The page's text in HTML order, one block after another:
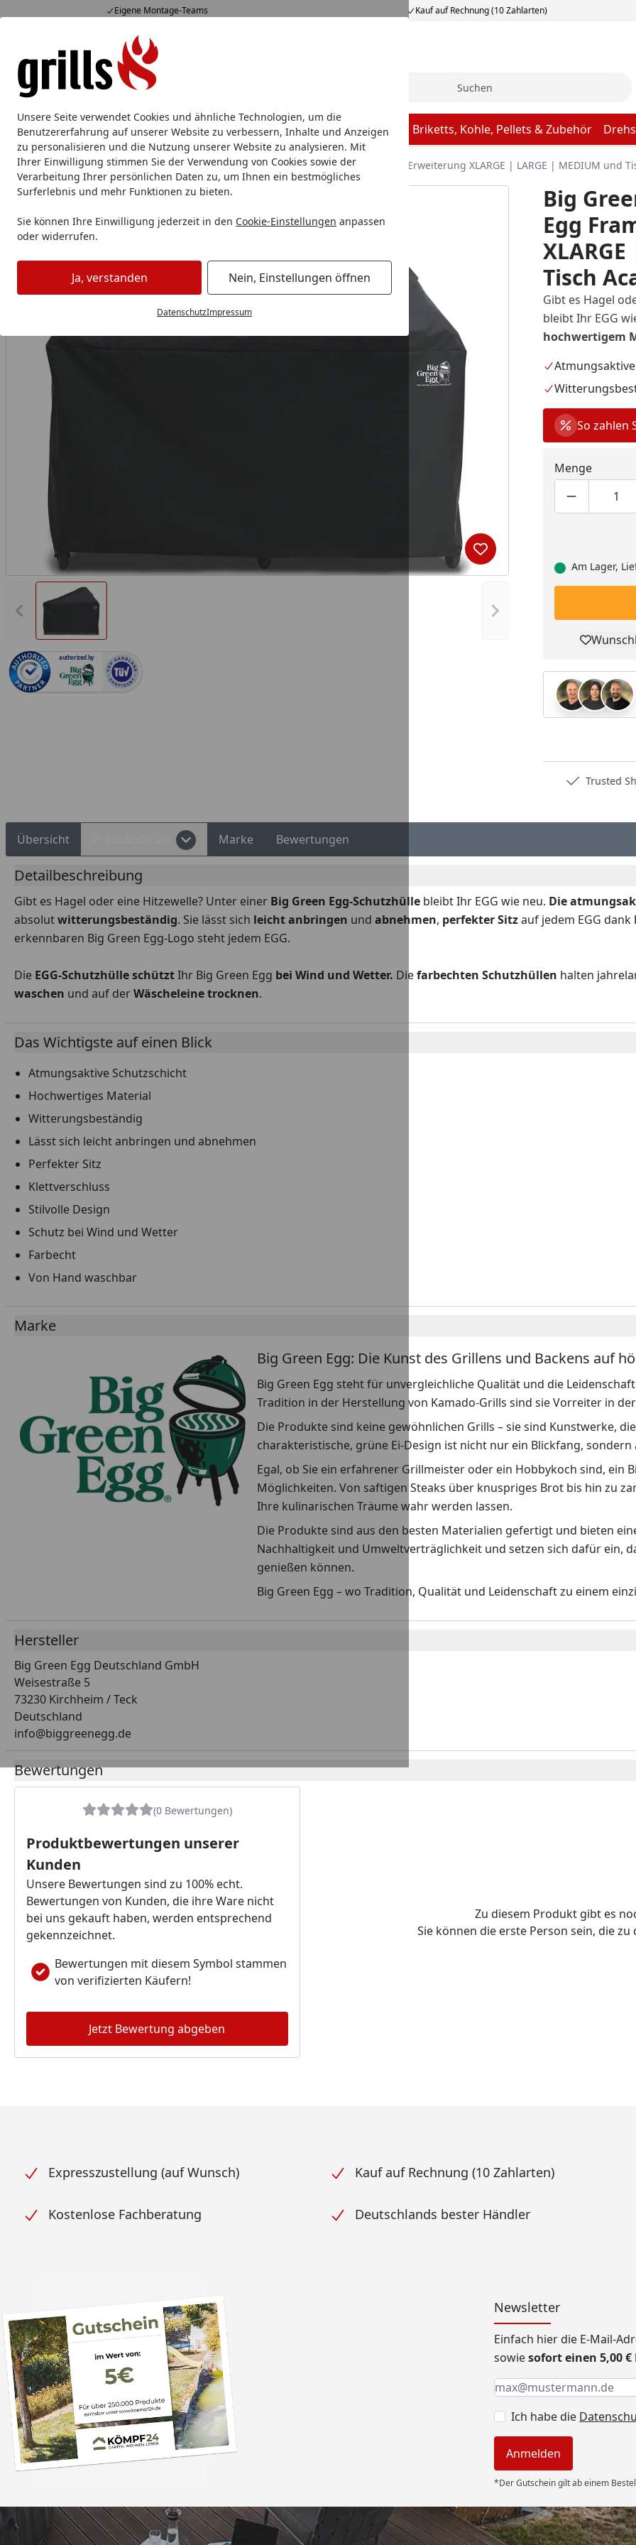
Unsere Seite verwendet Cookies und ähnliche Technologien, um die
Benutzererfahrung auf unserer Website zu verbessern, Inhalte und Anzeigen
zu personalisieren und die Nutzung unserer Website zu analysieren. Mit
Ihrer Einwilligung stimmen Sie der Verwendung von Cookies sowie der
Verarbeitung Ihrer persönlichen Daten zu, um Ihnen ein bestmögliches
Surferlebnis und mehr Funktionen zu bieten.
Sie können Ihre Einwilligung jederzeit in den Cookie-Einstellungen anpassen
oder widerrufen.
Ja, verstanden Nein, Einstellungen öffnen
DatenschutzImpressum
Eigene Montage-Teams Kauf auf Rechnung (10 Zahlarten)
Mo-Fr. 8-16 Uhr 15.829 Bewertungen
Alle Produkte
Alle ProdukteMarken
Grillzubehör Aluschale Burgerpresse & Zubehör Butcher Paper Briketts, Kohle, Pellets & Zubehör
Startseite
Grillzubehör Grillabdeckung Big Green Egg Abdeckhaube für Egg Frame + Erweiterung XLARGE | LARGE | MEDIUM und
Vorheriges Bild anzeigen Nächstes Bild anzeigen
Produkt zur Wunschliste
authorized.by
Big
Egg
Tisch
Gibt es Hagel
bleibt Ihr EGG
hochwertigem
So zahlen
Menge
Am Lager,
Trusted
Übersicht Marke Bewertungen
Detailbeschreibung
Gibt es Hagel oder eine Hitzewelle? Unter einer Big Green Egg-Schutzhülle bleibt Ihr EGG wie neu. Die
absolutwitterungsbeständig. Sie lässt sich leicht anbringen und abnehmen, perfekter Sitzauf jedem EGG dank
erkennbaren Big Green Egg-Logo steht jedem EGG.
Die EGG-Schutzhülle schütztIhr Big Green Egg bei Wind und Wetter. Diefarbechten Schutzhüllen halten
waschen und auf derWäscheleine trocknen.
Das Wichtigste auf einen Blick
Atmungsaktive Schutzschicht
Hochwertiges Material
Witterungsbeständig
Lässt sich leicht anbringen und abnehmen
Perfekter Sitz
Klettverschluss
Stilvolle Design
Schutz bei Wind und Wetter
Farbecht
Von Hand waschbar
Marke
Big Green Egg: Die Kunst des Grillens und Backens auf
Big Green Egg steht für unvergleichliche Qualität und die
Tradition in der Herstellung von Kamado-Grills sind sie Vorreiter in
Die Produkte sind keine gewöhnlichen Grills – sie sind Kunstwerke,
charakteristische, grüne Ei-Design ist nicht nur ein Blickfang,
Egal, ob Sie ein erfahrener Grillmeister oder ein Hobbykoch sind, ein
Möglichkeiten. Von saftigen Steaks über knuspriges Brot bis hin zu
Ihre kulinarischen Träume wahr werden lassen.
Die Produkte sind aus den besten Materialien gefertigt und bieten
Nachhaltigkeit und Umweltverträglichkeit und setzen sich dafür ein,
genießen können.
Big Green Egg – wo Tradition, Qualität und Leidenschaft zu einem
Hersteller
Big Green Egg Deutschland GmbH
Weisestraße 5
73230 Kirchheim / Teck
Deutschland
info@biggreenegg.de
Bewertungen
(0 Bewertungen)
Produktbewertungen unserer
Kunden
Unsere Bewertungen sind zu 100% echt.
Bewertungen von Kunden, die ihre Ware nicht
bei uns gekauft haben, werden entsprechend
gekennzeichnet.
Bewertungen mit diesem Symbol stammen
von verifizierten Käufern!
Jetzt Bewertung abgeben
Zu diesem Produkt gibt es
Sie können die erste Person sein, die
Expresszustellung (auf Wunsch) Kauf auf Rechnung (10 Zahlarten)
Kostenlose Fachberatung Deutschlands bester Händler
Newsletter
Einfach hier die E-Mail-
sowiesofort einen 5,00
Keine Eingabe erforderlich
Eingabe erforderlich
E-Mail *
Ich habe die
Anmelden
*Der Gutschein gilt ab einem